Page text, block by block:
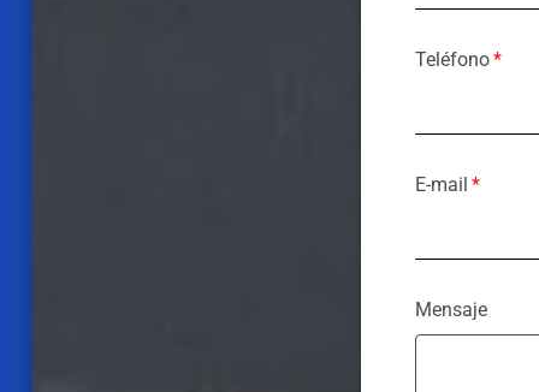
Teléfono
E-mail
Mensaje